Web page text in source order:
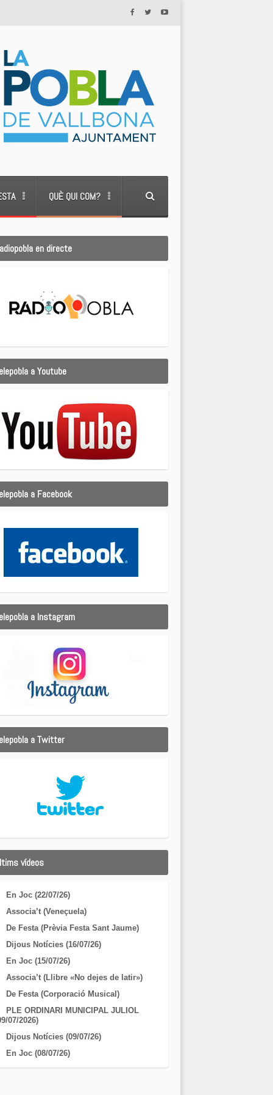
QUÈ QUI COM?
en directe
a Youtube
a Facebook
a Instagram
a Twitter
vídeos
En Joc (22/07/26)
Associa’t (Veneçuela)
De Festa (Prèvia Festa Sant Jaume)
Dijous Notícies (16/07/26)
En Joc (15/07/26)
Associa’t (Llibre «No dejes de latir»)
De Festa (Corporació Musical)
PLE ORDINARI MUNICIPAL JULIOL
07/2026)
Dijous Notícies (09/07/26)
En Joc (08/07/26)